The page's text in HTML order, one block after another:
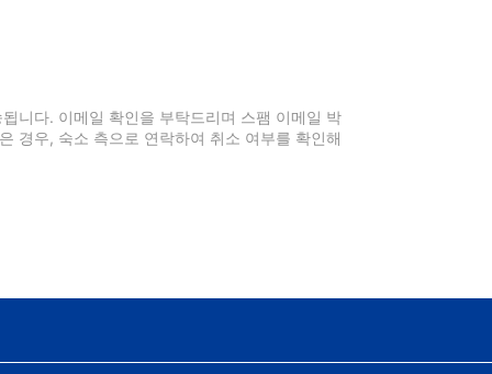
니다. 이메일 확인을 부탁드리며 스팸 이메일 박
경우, 숙소 측으로 연락하여 취소 여부를 확인해